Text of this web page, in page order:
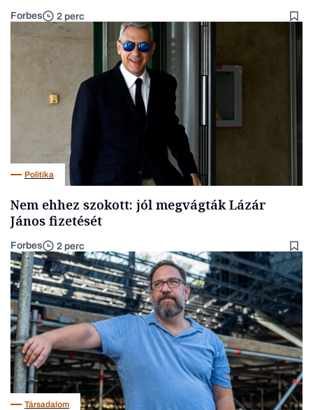
Forbes 2 perc
Politika
Nem ehhez szokott: jól megvágták Lázár
János fizetését
Forbes 2 perc
Társadalom